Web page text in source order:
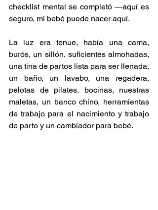
checklist mental se completó ­­—aquí es
seguro, mi bebé puede nacer aquí.
La luz era tenue, había una cama,
burós, un sillón, suficientes almohadas,
una tina de partos lista para ser llenada,
un baño, un lavabo, una regadera,
pelotas de pilates, bocinas, nuestras
maletas, un banco chino, herramientas
de trabajo para el nacimiento y trabajo
de parto y un cambiador para bebé.